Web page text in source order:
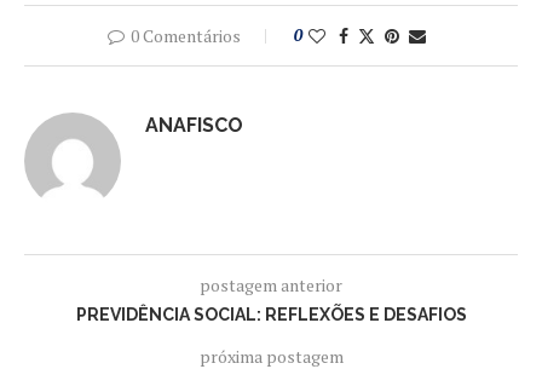
0 Comentários 0
ANAFISCO
postagem anterior
PREVIDÊNCIA SOCIAL: REFLEXÕES E DESAFIOS
próxima postagem